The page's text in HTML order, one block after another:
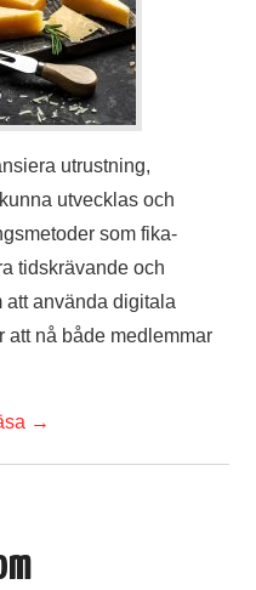
utrustning,
utvecklas och
som fika­
tidskrävande och
att använda digitala
att nå både medlemmar
→